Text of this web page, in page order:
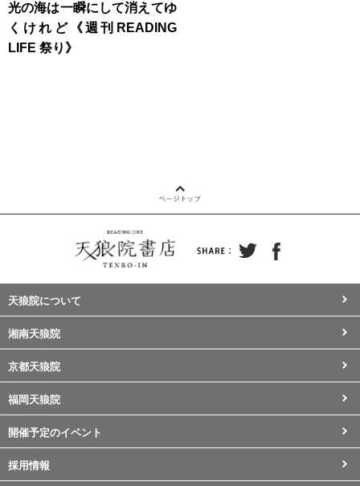
光の海は一瞬にして消えてゆ
くけれど《週刊READING
LIFE 祭り》
天狼院について
湘南天狼院
京都天狼院
福岡天狼院
開催予定のイベント
採用情報